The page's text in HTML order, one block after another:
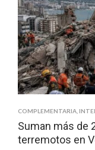
COMPLEMENTARIA
Suman más de
terremotos en